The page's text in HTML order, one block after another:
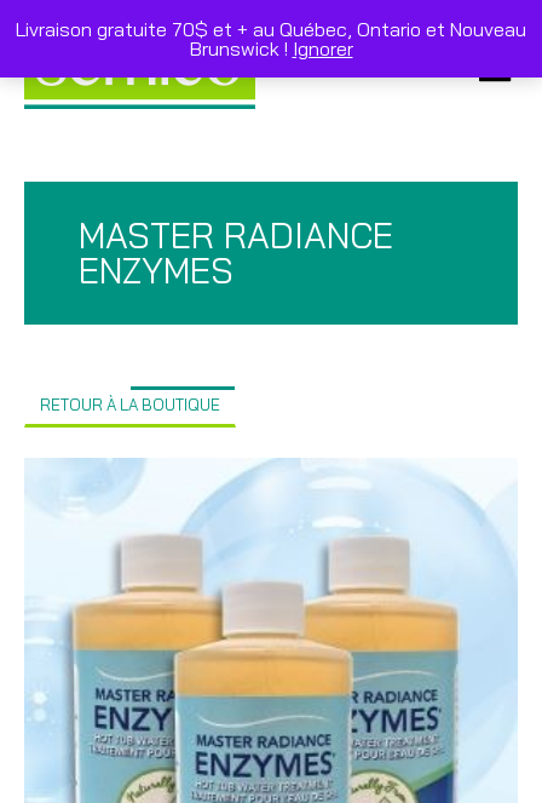
to
MASTER RADIANCE
ENZYMES
RETOUR À LA BOUTIQUE
Livraison gratuite 70$ et + au Québec, Ontario et Nouveau
Brunswick ! Ignorer